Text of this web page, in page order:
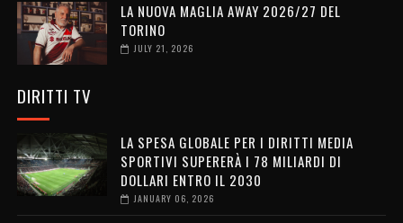
LA NUOVA MAGLIA AWAY 2026/27 DEL
TORINO
JULY 21, 2026
DIRITTI TV
LA SPESA GLOBALE PER I DIRITTI MEDIA
SPORTIVI SUPERERÀ I 78 MILIARDI DI
DOLLARI ENTRO IL 2030
JANUARY 06, 2026